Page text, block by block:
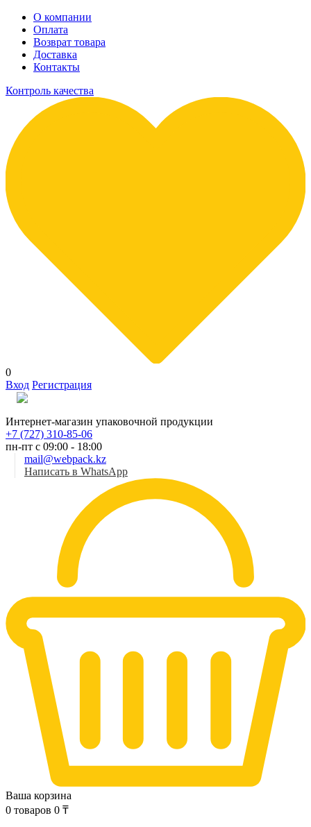
О компании
Оплата
Возврат товара
Доставка
Контакты
Контроль качества
0
Вход Регистрация
Интернет-магазин упаковочной продукции
+7 (727) 310-85-06
пн-пт с 09:00 - 18:00
mail@webpack.kz
Написать в WhatsApp
Ваша корзина
0 товаров 0 ₸